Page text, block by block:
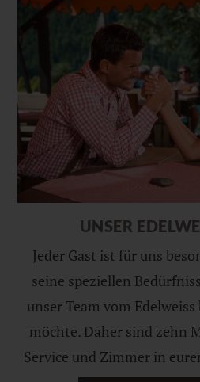
UNSER
Jeder Gast ist für uns
seine speziellen
unser Team vom
möchte. Daher sind zehn
Service und Zimmer in